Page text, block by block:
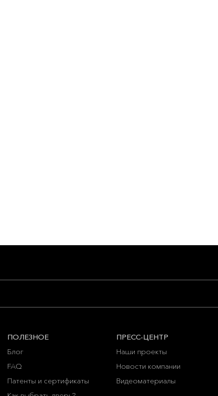
ПОЛЕЗНОЕ
Блог
FAQ
Патенты и сертификаты
ПРЕСС-ЦЕНТР
Наши проекты
Новости компании
Видеоматериалы